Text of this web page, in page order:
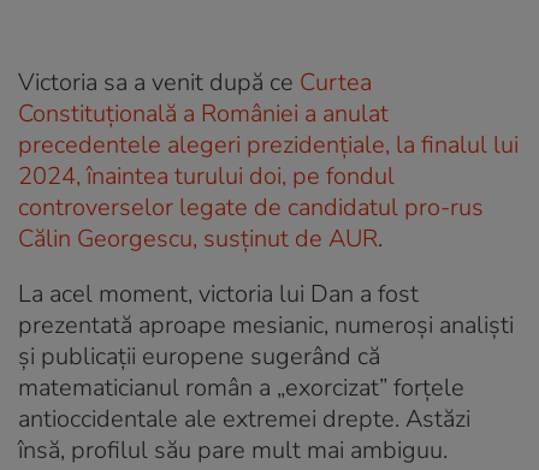
Victoria sa a venit după ce Curtea
Constituțională a României a anulat
precedentele alegeri prezidențiale, la finalul lui
2024, înaintea turului doi, pe fondul
controverselor legate de candidatul pro-rus
Călin Georgescu, susținut de AUR.
La acel moment, victoria lui Dan a fost
prezentată aproape mesianic, numeroși analiști
și publicații europene sugerând că
matematicianul român a „exorcizat” forțele
antioccidentale ale extremei drepte. Astăzi
însă, profilul său pare mult mai ambiguu.